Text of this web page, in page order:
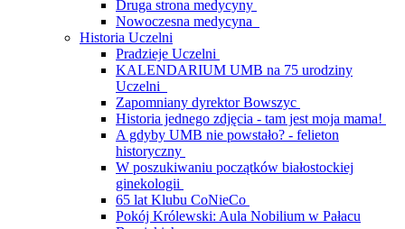
Druga strona medycyny
Nowoczesna medycyna
Historia Uczelni
Pradzieje Uczelni
KALENDARIUM UMB na 75 urodziny
Uczelni
Zapomniany dyrektor Bowszyc
Historia jednego zdjęcia - tam jest moja mama!
A gdyby UMB nie powstało? - felieton
historyczny
W poszukiwaniu początków białostockiej
ginekologii
65 lat Klubu CoNieCo
Pokój Królewski: Aula Nobilium w Pałacu